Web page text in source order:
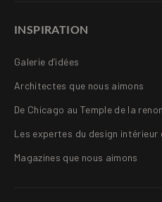
INSPIRATION
Galerie d’idées
Architectes que nous aimons
De Chicago au Temple de la
Les expertes du design intérieur
Magazines que nous aimons